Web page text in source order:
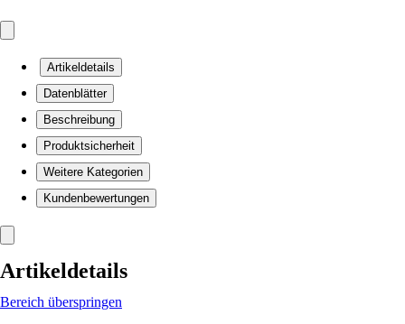
Artikeldetails
Datenblätter
Beschreibung
Produktsicherheit
Weitere Kategorien
Kundenbewertungen
Artikeldetails
Bereich überspringen